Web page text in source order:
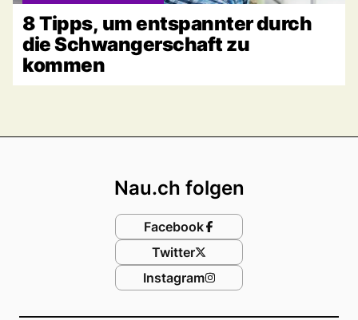
8 Tipps, um entspannter durch
die Schwangerschaft zu
kommen
Nau.ch folgen
Facebook
Twitter
Instagram